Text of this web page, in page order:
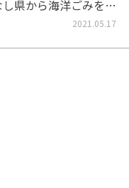
県から海洋ごみをな
2021.05.17